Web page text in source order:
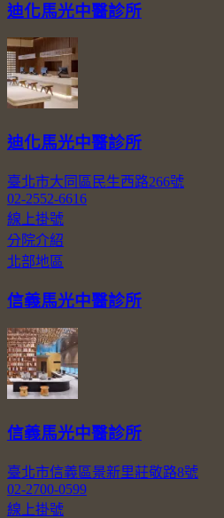
迪化馬光中醫診所
迪化馬光中醫診所
臺北市大同區民生西路266號
02-2552-6616
線上掛號
分院介紹
北部地區
信義馬光中醫診所
信義馬光中醫診所
臺北市信義區景新里莊敬路8號
02-2700-0599
線上掛號